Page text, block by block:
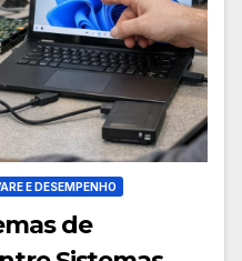
E DESEMPENHO
de